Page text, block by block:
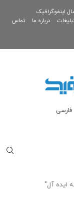
اینفوگرافیک
درباره ما تماس